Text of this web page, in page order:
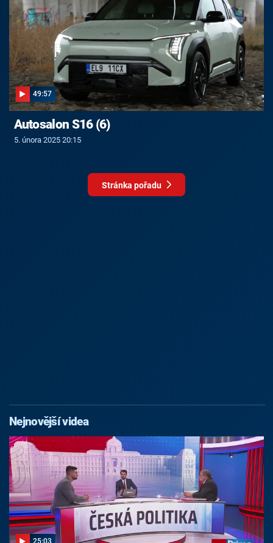
49:57
Autosalon S16 (6)
5. února 2025 20:15
Stránka pořadu
Nejnovější videa